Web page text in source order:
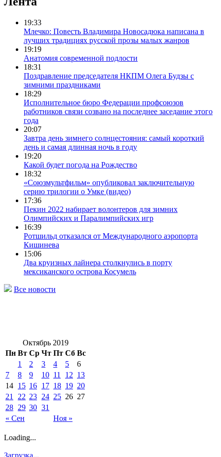
19:33
Млечко: Повесть Владимира Новосадюка написана в
лучших традициях русской прозы малых жанров
19:19
Анатомия современной подлости
18:31
Поздравление председателя НКПМ Олега Будзы с
зимними праздниками
18:29
Исполнительное бюро Федерации профсоюзов
работников связи созвано на последнее заседание этого
года
20:07
Завтра день зимнего солнцестояния: самый короткий
день и самая длинная ночь в году
19:20
Какой будет погода на Рождество
18:32
«Союзмультфильм» опубликовал заключительную
серию трилогии о Умке (видео)
17:36
Пекин 2022 набирает волонтеров для зимних
Олимпийских и Паралимпийских игр
16:39
Ротшильд отказался от Международного аэропорта
Кишинева
15:06
Два круизных лайнера столкнулись в порту
мексиканского острова Косумель
Все новости
Октябрь 2019
Пн Вт Ср Чт Пт Сб Вс
« Сен Ноя »
1 2 3 4 5
6
7
8 9 10 11 12 13
14 15 16 17 18 19 20
21
22 23 24 25 26 27
28 29 30 31
Loading...
Загрузка...